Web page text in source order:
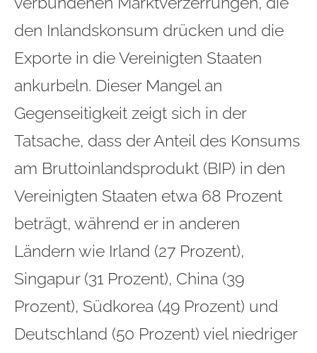
den Inlandskonsum drücken und die
Exporte in die Vereinigten Staaten
ankurbeln. Dieser Mangel an
Gegenseitigkeit zeigt sich in der
Tatsache, dass der Anteil des Konsums
am Bruttoinlandsprodukt (BIP) in den
Vereinigten Staaten etwa 68 Prozent
beträgt, während er in anderen
Ländern wie Irland (27 Prozent),
Singapur (31 Prozent), China (39
Prozent), Südkorea (49 Prozent) und
Deutschland (50 Prozent) viel niedriger